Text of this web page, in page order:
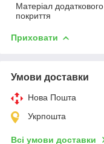
Матеріал додаткового
покриття
Приховати
Умови доставки
Нова Пошта
Укрпошта
Всі умови доставки